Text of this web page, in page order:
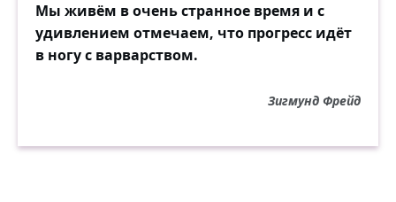
Мы живём в очень странное время и с
удивлением отмечаем, что прогресс идёт
в ногу с варварством.
Зигмунд Фрейд